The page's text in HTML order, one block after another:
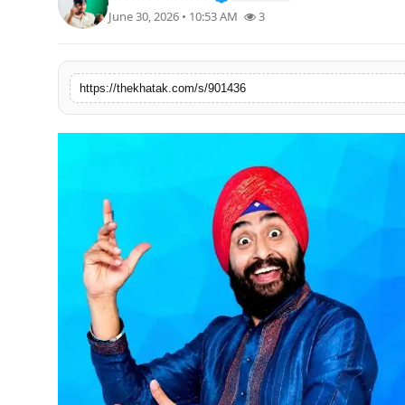
लाइफस्टाइल
अंतर्राष्ट्रीय
June 30, 2026 • 10:53 AM 3
https://thekhatak.com/s/901436